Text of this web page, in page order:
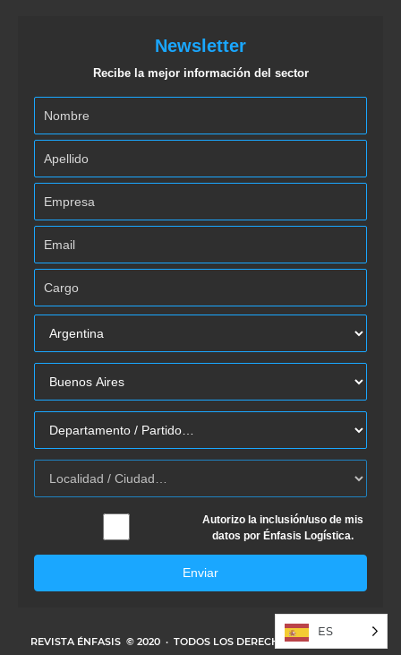
Newsletter
Recibe la mejor información del sector
Autorizo la inclusión/uso de mis
datos por Énfasis Logística.
Enviar
REVISTA ÉNFASIS © 2020 · TODOS LOS DERECHOS RESERVADOS
ES